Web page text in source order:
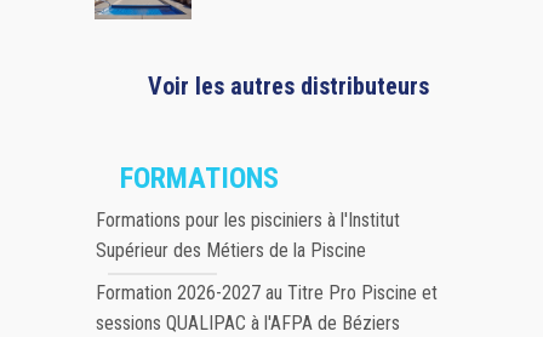
Voir les autres distributeurs
FORMATIONS
Formations pour les pisciniers à l'Institut
Supérieur des Métiers de la Piscine
Formation 2026-2027 au Titre Pro Piscine et
sessions QUALIPAC à l'AFPA de Béziers